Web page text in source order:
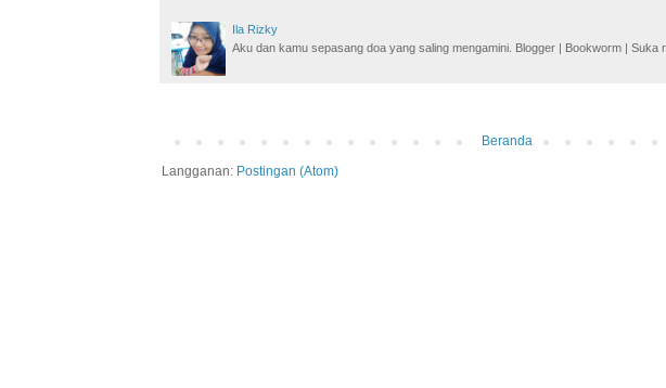
Ila Rizky
Aku dan kamu sepasang doa yang saling mengamini. Blogger | Bookworm | Suka
Beranda
Langganan: Postingan (Atom)